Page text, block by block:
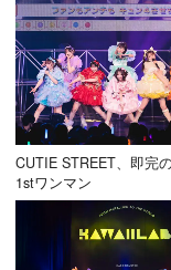
CUTIE STREET、即完
1stワンマン